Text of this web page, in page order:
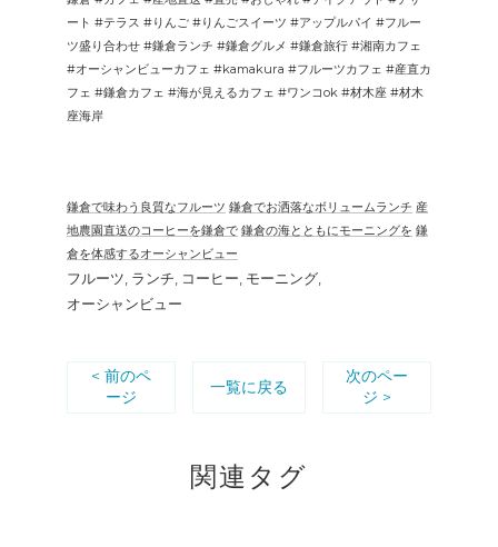
ート #テラス #りんご #りんごスイーツ #アップルパイ #フルー
ツ盛り合わせ #鎌倉ランチ #鎌倉グルメ #鎌倉旅行 #湘南カフェ
#オーシャンビューカフェ #kamakura #フルーツカフェ #産直カ
フェ #鎌倉カフェ #海が見えるカフェ #ワンコok #材木座 #材木
座海岸
鎌倉で味わう良質なフルーツ 鎌倉でお洒落なボリュームランチ 産
地農園直送のコーヒーを鎌倉で 鎌倉の海とともにモーニングを 鎌
倉を体感するオーシャンビュー
フルーツ ランチ コーヒー モーニング
オーシャンビュー
< 前のペ
ージ
一覧に戻る
次のペー
ジ >
関連タグ